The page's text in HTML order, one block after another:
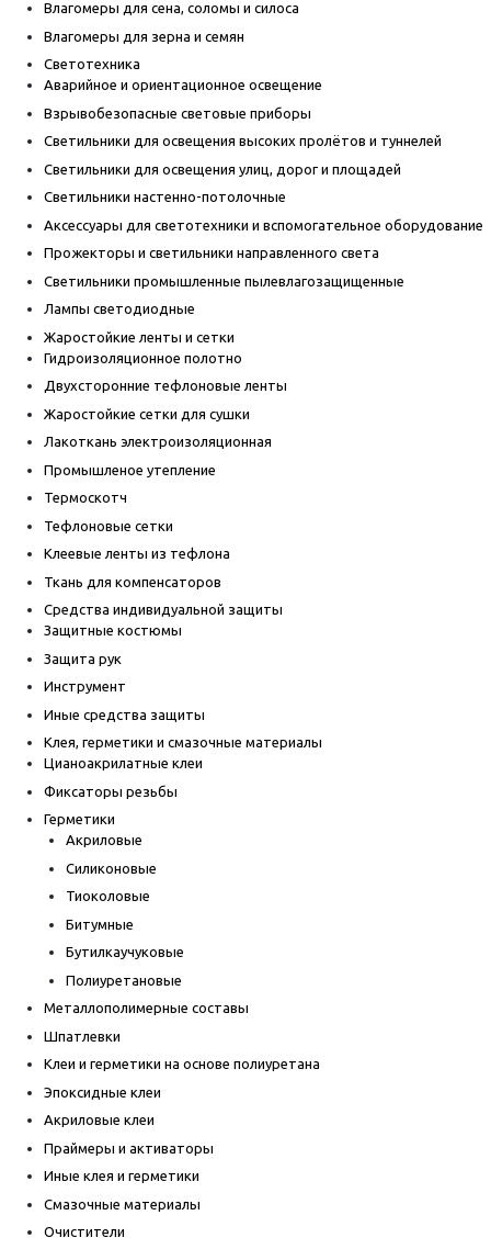
Влагомеры для сена, соломы и силоса
Влагомеры для зерна и семян
Светотехника
Аварийное и ориентационное освещение
Взрывобезопасные световые приборы
Светильники для освещения высоких пролётов и туннелей
Светильники для освещения улиц, дорог и площадей
Светильники настенно-потолочные
Аксессуары для светотехники и вспомогательное оборудование
Прожекторы и светильники направленного света
Светильники промышленные пылевлагозащищенные
Лампы светодиодные
Жаростойкие ленты и сетки
Гидроизоляционное полотно
Двухсторонние тефлоновые ленты
Жаростойкие сетки для сушки
Лакоткань электроизоляционная
Промышленое утепление
Термоскотч
Тефлоновые сетки
Клеевые ленты из тефлона
Ткань для компенсаторов
Средства индивидуальной защиты
Защитные костюмы
Защита рук
Инструмент
Иные средства защиты
Клея, герметики и смазочные материалы
Цианоакрилатные клеи
Фиксаторы резьбы
Герметики
Акриловые
Силиконовые
Тиоколовые
Битумные
Бутилкаучуковые
Полиуретановые
Металлополимерные составы
Шпатлевки
Клеи и герметики на основе полиуретана
Эпоксидные клеи
Акриловые клеи
Праймеры и активаторы
Иные клея и герметики
Смазочные материалы
Очистители